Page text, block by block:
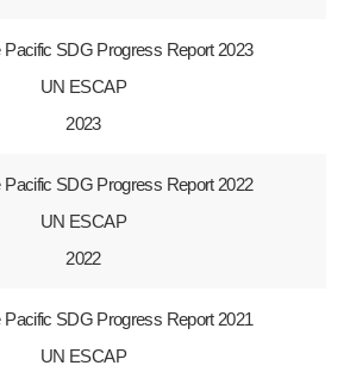
Pacific SDG Progress Report 2023
UN ESCAP
2023
Pacific SDG Progress Report 2022
UN ESCAP
2022
Pacific SDG Progress Report 2021
UN ESCAP